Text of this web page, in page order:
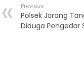
Previous
Polsek Jorong
Diduga Pengedar